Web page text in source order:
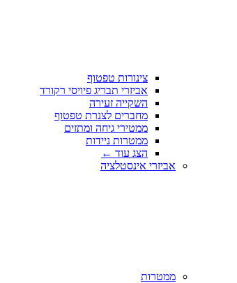
צינורות טפטוף
אביזרי תבריג פיויסי רקורד
השקייה זעירה
מחברים לצנרת טפטוף
ממטירי גיחה ומתזים
ממטרות ניידות
הצג עוד ←
אביזרי אינסטלציה
ממטרות